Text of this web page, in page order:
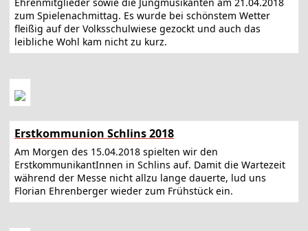
zum Spielenachmittag. Es wurde bei schönstem Wetter
fleißig auf der Volksschulwiese gezockt und auch das
leibliche Wohl kam nicht zu kurz.
Erstkommunion Schlins 2018
Am Morgen des 15.04.2018 spielten wir den
ErstkommunikantInnen in Schlins auf. Damit die Wartezeit
während der Messe nicht allzu lange dauerte, lud uns
Florian Ehrenberger wieder zum Frühstück ein.